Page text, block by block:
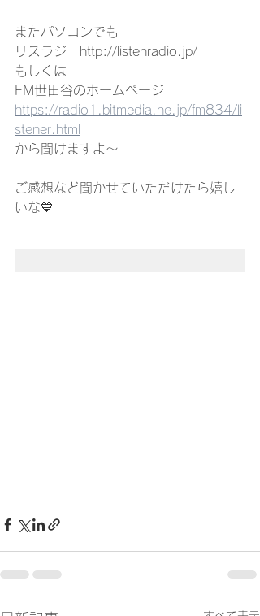
またパソコンでも
リスラジ　http://listenradio.jp/
もしくは
FM世田谷のホームページ
https://radio1.bitmedia.ne.jp/fm834/li
stener.html
から聞けますよ〜
ご感想など聞かせていただけたら嬉し
いな💙